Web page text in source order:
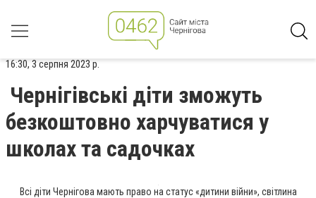
16:30, 3 серпня 2023 р.
Чернігівські діти зможуть
безкоштовно харчуватися у
школах та садочках
Всі діти Чернігова мають право на статус «дитини війни», світлина